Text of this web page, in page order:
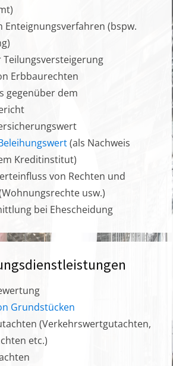
Enteignungsverfahren (bspw.
Teilungsversteigerung
Erbbaurechten
gegenüber dem
(als Nachweis
Kreditinstitut)
von Rechten und
usw.)
bei Ehescheidung
Grundstücken
(Verkehrswertgutachten,
etc.)